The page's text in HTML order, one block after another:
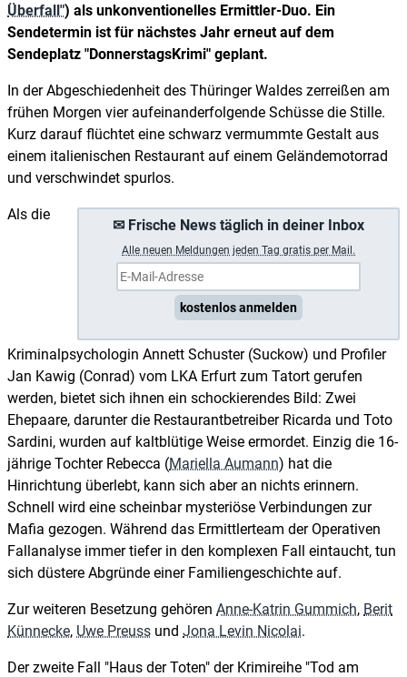
Überfall") als unkonventionelles Ermittler-Duo. Ein
Sendetermin ist für nächstes Jahr erneut auf dem
Sendeplatz "DonnerstagsKrimi" geplant.
In der Abgeschiedenheit des Thüringer Waldes zerreißen am
frühen Morgen vier aufeinanderfolgende Schüsse die Stille.
Kurz darauf flüchtet eine schwarz vermummte Gestalt aus
einem italienischen Restaurant auf einem Geländemotorrad
und verschwindet spurlos.
✉ Frische News täglich in deiner Inbox
Alle neuen Meldungen jeden Tag gratis per Mail.
kostenlos anmelden
Als die
Kriminalpsychologin Annett Schuster (Suckow) und Profiler
Jan Kawig (Conrad) vom LKA Erfurt zum Tatort gerufen
werden, bietet sich ihnen ein schockierendes Bild: Zwei
Ehepaare, darunter die Restaurantbetreiber Ricarda und Toto
Sardini, wurden auf kaltblütige Weise ermordet. Einzig die 16-
jährige Tochter Rebecca (Mariella Aumann) hat die
Hinrichtung überlebt, kann sich aber an nichts erinnern.
Schnell wird eine scheinbar mysteriöse Verbindungen zur
Mafia gezogen. Während das Ermittlerteam der Operativen
Fallanalyse immer tiefer in den komplexen Fall eintaucht, tun
sich düstere Abgründe einer Familiengeschichte auf.
Zur weiteren Besetzung gehören Anne-Katrin Gummich, Berit
Künnecke, Uwe Preuss und Jona Levin Nicolai.
Der zweite Fall "Haus der Toten" der Krimireihe "Tod am